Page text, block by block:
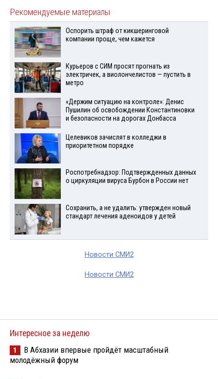
Рекомендуемые материалы
Оспорить штраф от кикшеринговой
компании проще, чем кажется
Курьеров с СИМ просят прогнать из
электричек, а виолончелистов — пустить в
метро
«Держим ситуацию на контроле»: Денис
Пушилин об освобождении Константиновки
и безопасности на дорогах Донбасса
Целевиков зачислят в колледжи в
приоритетном порядке
Роспотребнадзор: Подтвержденных данных
о циркуляции вируса Бурбон в России нет
Сохранить, а не удалить: утвержден новый
стандарт лечения аденоидов у детей
Новости СМИ2
Новости СМИ2
Интересное за неделю
1
В Абхазии впервые пройдёт масштабный
молодёжный форум